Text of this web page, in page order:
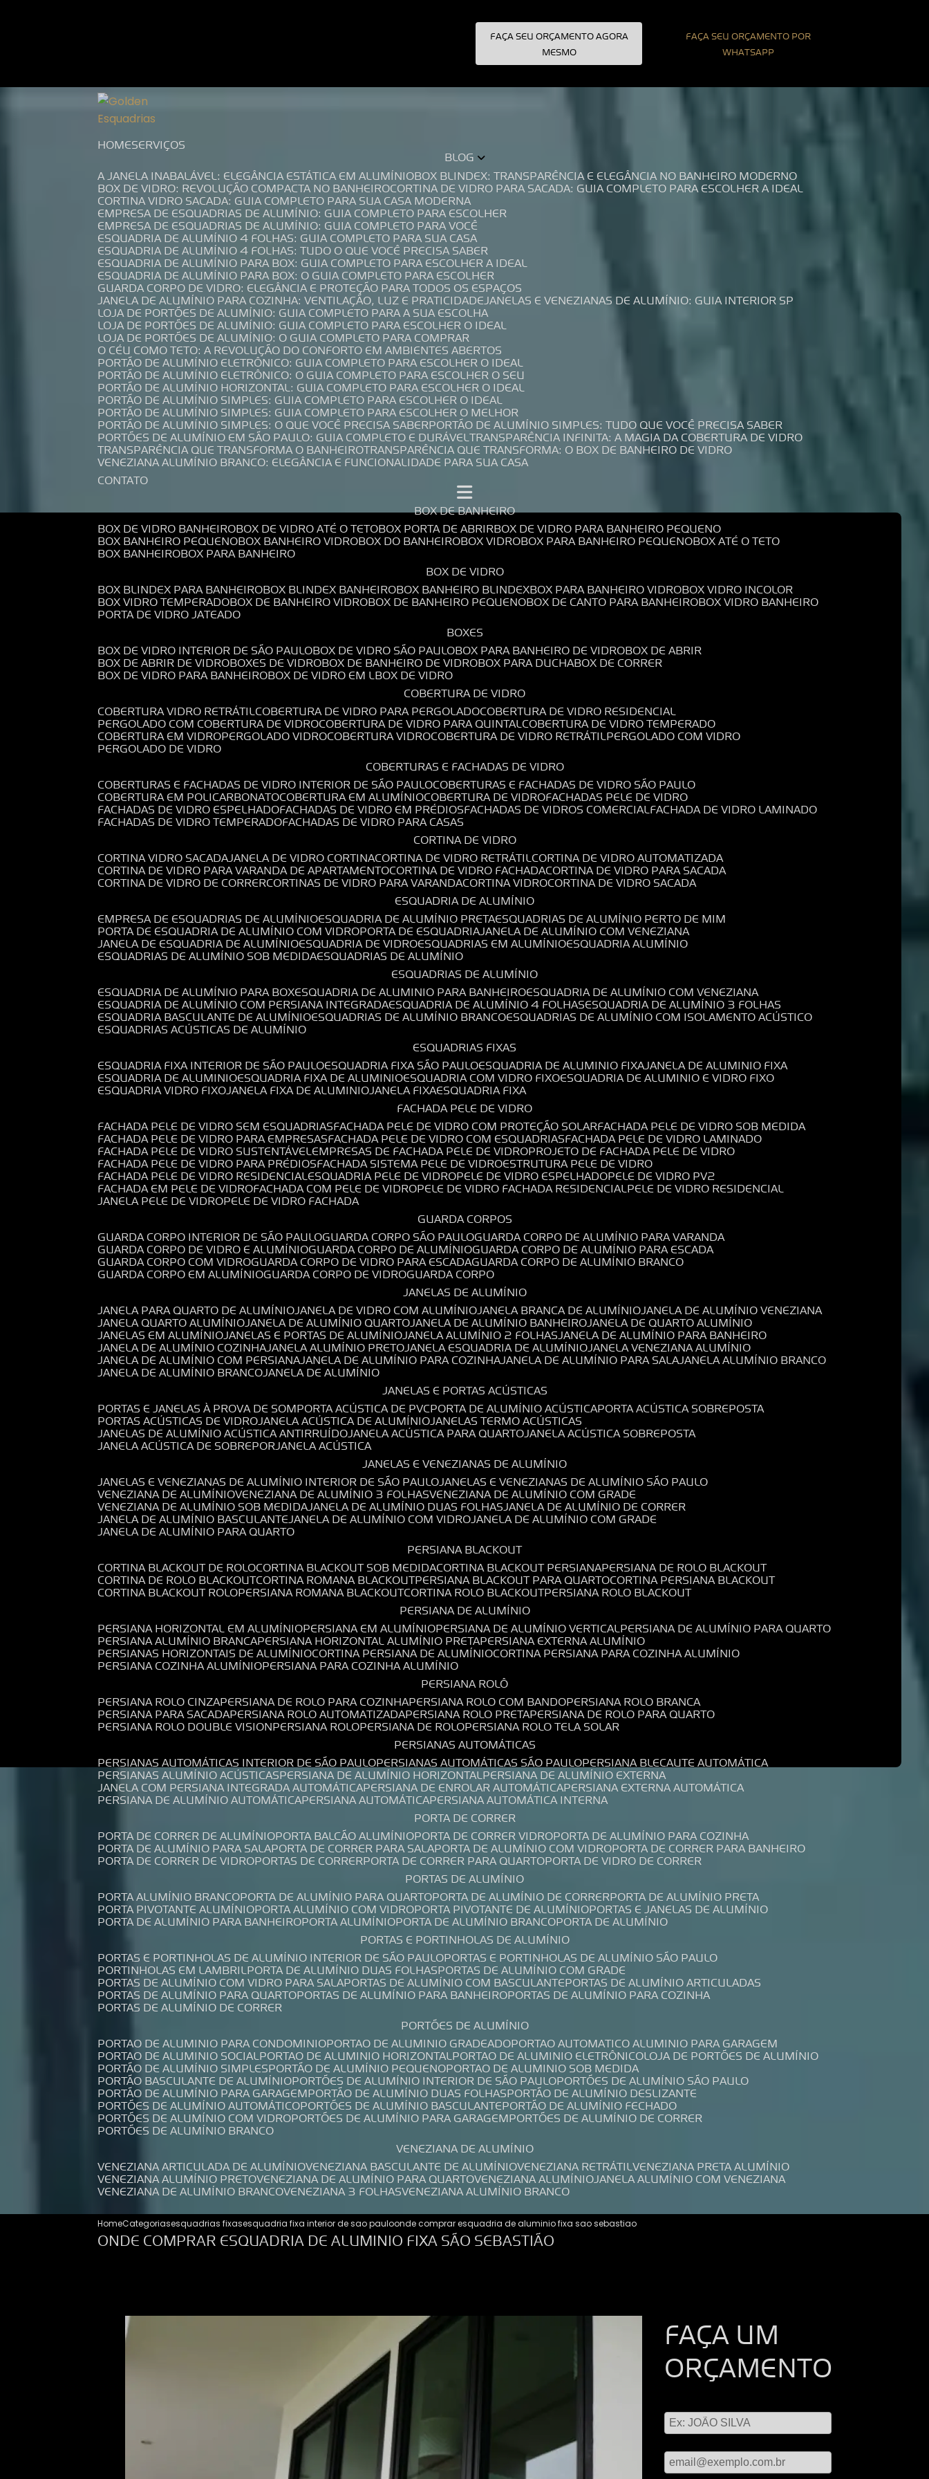
FAÇA SEU ORÇAMENTO AGORA
MESMO
FAÇA SEU ORÇAMENTO POR
WHATSAPP
HOME SERVIÇOS
BLOG
A JANELA INABALÁVEL: ELEGÂNCIA ESTÁTICA EM ALUMÍNIO BOX BLINDEX: TRANSPARÊNCIA E ELEGÂNCIA NO BANHEIRO MODERNO
BOX DE VIDRO: REVOLUÇÃO COMPACTA NO BANHEIRO CORTINA DE VIDRO PARA SACADA: GUIA COMPLETO PARA ESCOLHER A IDEAL
CORTINA VIDRO SACADA: GUIA COMPLETO PARA SUA CASA MODERNA
EMPRESA DE ESQUADRIAS DE ALUMÍNIO: GUIA COMPLETO PARA ESCOLHER
EMPRESA DE ESQUADRIAS DE ALUMÍNIO: GUIA COMPLETO PARA VOCÊ
ESQUADRIA DE ALUMÍNIO 4 FOLHAS: GUIA COMPLETO PARA SUA CASA
ESQUADRIA DE ALUMÍNIO 4 FOLHAS: TUDO O QUE VOCÊ PRECISA SABER
ESQUADRIA DE ALUMÍNIO PARA BOX: GUIA COMPLETO PARA ESCOLHER A IDEAL
ESQUADRIA DE ALUMÍNIO PARA BOX: O GUIA COMPLETO PARA ESCOLHER
GUARDA CORPO DE VIDRO: ELEGÂNCIA E PROTEÇÃO PARA TODOS OS ESPAÇOS
JANELA DE ALUMÍNIO PARA COZINHA: VENTILAÇÃO, LUZ E PRATICIDADE JANELAS E VENEZIANAS DE ALUMÍNIO: GUIA INTERIOR SP
LOJA DE PORTÕES DE ALUMÍNIO: GUIA COMPLETO PARA A SUA ESCOLHA
LOJA DE PORTÕES DE ALUMÍNIO: GUIA COMPLETO PARA ESCOLHER O IDEAL
LOJA DE PORTÕES DE ALUMÍNIO: O GUIA COMPLETO PARA COMPRAR
O CÉU COMO TETO: A REVOLUÇÃO DO CONFORTO EM AMBIENTES ABERTOS
PORTÃO DE ALUMÍNIO ELETRÔNICO: GUIA COMPLETO PARA ESCOLHER O IDEAL
PORTÃO DE ALUMÍNIO ELETRÔNICO: O GUIA COMPLETO PARA ESCOLHER O SEU
PORTÃO DE ALUMÍNIO HORIZONTAL: GUIA COMPLETO PARA ESCOLHER O IDEAL
PORTÃO DE ALUMÍNIO SIMPLES: GUIA COMPLETO PARA ESCOLHER O IDEAL
PORTÃO DE ALUMÍNIO SIMPLES: GUIA COMPLETO PARA ESCOLHER O MELHOR
PORTÃO DE ALUMÍNIO SIMPLES: O QUE VOCÊ PRECISA SABER PORTÃO DE ALUMÍNIO SIMPLES: TUDO QUE VOCÊ PRECISA SABER
PORTÕES DE ALUMÍNIO EM SÃO PAULO: GUIA COMPLETO E DURÁVEL TRANSPARÊNCIA INFINITA: A MAGIA DA COBERTURA DE VIDRO
TRANSPARÊNCIA QUE TRANSFORMA O BANHEIRO TRANSPARÊNCIA QUE TRANSFORMA: O BOX DE BANHEIRO DE VIDRO
VENEZIANA ALUMÍNIO BRANCO: ELEGÂNCIA E FUNCIONALIDADE PARA SUA CASA
CONTATO
BOX DE BANHEIRO
BOX DE VIDRO BANHEIRO BOX DE VIDRO ATÉ O TETO BOX PORTA DE ABRIR BOX DE VIDRO PARA BANHEIRO PEQUENO
BOX BANHEIRO PEQUENO BOX BANHEIRO VIDRO BOX DO BANHEIRO BOX VIDRO BOX PARA BANHEIRO PEQUENO BOX ATÉ O TETO
BOX BANHEIRO BOX PARA BANHEIRO
BOX DE VIDRO
BOX BLINDEX PARA BANHEIRO BOX BLINDEX BANHEIRO BOX BANHEIRO BLINDEX BOX PARA BANHEIRO VIDRO BOX VIDRO INCOLOR
BOX VIDRO TEMPERADO BOX DE BANHEIRO VIDRO BOX DE BANHEIRO PEQUENO BOX DE CANTO PARA BANHEIRO BOX VIDRO BANHEIRO
PORTA DE VIDRO JATEADO
BOXES
BOX DE VIDRO INTERIOR DE SÃO PAULO BOX DE VIDRO SÃO PAULO BOX PARA BANHEIRO DE VIDRO BOX DE ABRIR
BOX DE ABRIR DE VIDRO BOXES DE VIDRO BOX DE BANHEIRO DE VIDRO BOX PARA DUCHA BOX DE CORRER
BOX DE VIDRO PARA BANHEIRO BOX DE VIDRO EM L BOX DE VIDRO
COBERTURA DE VIDRO
COBERTURA VIDRO RETRÁTIL COBERTURA DE VIDRO PARA PERGOLADO COBERTURA DE VIDRO RESIDENCIAL
PERGOLADO COM COBERTURA DE VIDRO COBERTURA DE VIDRO PARA QUINTAL COBERTURA DE VIDRO TEMPERADO
COBERTURA EM VIDRO PERGOLADO VIDRO COBERTURA VIDRO COBERTURA DE VIDRO RETRÁTIL PERGOLADO COM VIDRO
PERGOLADO DE VIDRO
COBERTURAS E FACHADAS DE VIDRO
COBERTURAS E FACHADAS DE VIDRO INTERIOR DE SÃO PAULO COBERTURAS E FACHADAS DE VIDRO SÃO PAULO
COBERTURA EM POLICARBONATO COBERTURA EM ALUMÍNIO COBERTURA DE VIDRO FACHADAS PELE DE VIDRO
FACHADAS DE VIDRO ESPELHADO FACHADAS DE VIDRO EM PRÉDIOS FACHADAS DE VIDROS COMERCIAL FACHADA DE VIDRO LAMINADO
FACHADAS DE VIDRO TEMPERADO FACHADAS DE VIDRO PARA CASAS
CORTINA DE VIDRO
CORTINA VIDRO SACADA JANELA DE VIDRO CORTINA CORTINA DE VIDRO RETRÁTIL CORTINA DE VIDRO AUTOMATIZADA
CORTINA DE VIDRO PARA VARANDA DE APARTAMENTO CORTINA DE VIDRO FACHADA CORTINA DE VIDRO PARA SACADA
CORTINA DE VIDRO DE CORRER CORTINAS DE VIDRO PARA VARANDA CORTINA VIDRO CORTINA DE VIDRO SACADA
ESQUADRIA DE ALUMÍNIO
EMPRESA DE ESQUADRIAS DE ALUMÍNIO ESQUADRIA DE ALUMÍNIO PRETA ESQUADRIAS DE ALUMÍNIO PERTO DE MIM
PORTA DE ESQUADRIA DE ALUMÍNIO COM VIDRO PORTA DE ESQUADRIA JANELA DE ALUMÍNIO COM VENEZIANA
JANELA DE ESQUADRIA DE ALUMÍNIO ESQUADRIA DE VIDRO ESQUADRIAS EM ALUMÍNIO ESQUADRIA ALUMÍNIO
ESQUADRIAS DE ALUMÍNIO SOB MEDIDA ESQUADRIAS DE ALUMÍNIO
ESQUADRIAS DE ALUMÍNIO
ESQUADRIA DE ALUMÍNIO PARA BOX ESQUADRIA DE ALUMINIO PARA BANHEIRO ESQUADRIA DE ALUMÍNIO COM VENEZIANA
ESQUADRIA DE ALUMÍNIO COM PERSIANA INTEGRADA ESQUADRIA DE ALUMÍNIO 4 FOLHAS ESQUADRIA DE ALUMÍNIO 3 FOLHAS
ESQUADRIA BASCULANTE DE ALUMÍNIO ESQUADRIAS DE ALUMÍNIO BRANCO ESQUADRIAS DE ALUMÍNIO COM ISOLAMENTO ACÚSTICO
ESQUADRIAS ACÚSTICAS DE ALUMÍNIO
ESQUADRIAS FIXAS
ESQUADRIA FIXA INTERIOR DE SÃO PAULO ESQUADRIA FIXA SÃO PAULO ESQUADRIA DE ALUMINIO FIXA JANELA DE ALUMINIO FIXA
ESQUADRIA DE ALUMINIO ESQUADRIA FIXA DE ALUMINIO ESQUADRIA COM VIDRO FIXO ESQUADRIA DE ALUMINIO E VIDRO FIXO
ESQUADRIA VIDRO FIXO JANELA FIXA DE ALUMINIO JANELA FIXA ESQUADRIA FIXA
FACHADA PELE DE VIDRO
FACHADA PELE DE VIDRO SEM ESQUADRIAS FACHADA PELE DE VIDRO COM PROTEÇÃO SOLAR FACHADA PELE DE VIDRO SOB MEDIDA
FACHADA PELE DE VIDRO PARA EMPRESAS FACHADA PELE DE VIDRO COM ESQUADRIAS FACHADA PELE DE VIDRO LAMINADO
FACHADA PELE DE VIDRO SUSTENTÁVEL EMPRESAS DE FACHADA PELE DE VIDRO PROJETO DE FACHADA PELE DE VIDRO
FACHADA PELE DE VIDRO PARA PRÉDIOS FACHADA SISTEMA PELE DE VIDRO ESTRUTURA PELE DE VIDRO
FACHADA PELE DE VIDRO RESIDENCIAL ESQUADRIA PELE DE VIDRO PELE DE VIDRO ESPELHADO PELE DE VIDRO PV2
FACHADA EM PELE DE VIDRO FACHADA COM PELE DE VIDRO PELE DE VIDRO FACHADA RESIDENCIAL PELE DE VIDRO RESIDENCIAL
JANELA PELE DE VIDRO PELE DE VIDRO FACHADA
GUARDA CORPOS
GUARDA CORPO INTERIOR DE SÃO PAULO GUARDA CORPO SÃO PAULO GUARDA CORPO DE ALUMÍNIO PARA VARANDA
GUARDA CORPO DE VIDRO E ALUMÍNIO GUARDA CORPO DE ALUMÍNIO GUARDA CORPO DE ALUMÍNIO PARA ESCADA
GUARDA CORPO COM VIDRO GUARDA CORPO DE VIDRO PARA ESCADA GUARDA CORPO DE ALUMÍNIO BRANCO
GUARDA CORPO EM ALUMÍNIO GUARDA CORPO DE VIDRO GUARDA CORPO
JANELAS DE ALUMÍNIO
JANELA PARA QUARTO DE ALUMÍNIO JANELA DE VIDRO COM ALUMÍNIO JANELA BRANCA DE ALUMÍNIO JANELA DE ALUMÍNIO VENEZIANA
JANELA QUARTO ALUMÍNIO JANELA DE ALUMÍNIO QUARTO JANELA DE ALUMÍNIO BANHEIRO JANELA DE QUARTO ALUMÍNIO
JANELAS EM ALUMÍNIO JANELAS E PORTAS DE ALUMÍNIO JANELA ALUMÍNIO 2 FOLHAS JANELA DE ALUMÍNIO PARA BANHEIRO
JANELA DE ALUMÍNIO COZINHA JANELA ALUMÍNIO PRETO JANELA ESQUADRIA DE ALUMÍNIO JANELA VENEZIANA ALUMÍNIO
JANELA DE ALUMÍNIO COM PERSIANA JANELA DE ALUMÍNIO PARA COZINHA JANELA DE ALUMÍNIO PARA SALA JANELA ALUMÍNIO BRANCO
JANELA DE ALUMÍNIO BRANCO JANELA DE ALUMÍNIO
JANELAS E PORTAS ACÚSTICAS
PORTAS E JANELAS À PROVA DE SOM PORTA ACÚSTICA DE PVC PORTA DE ALUMÍNIO ACÚSTICA PORTA ACÚSTICA SOBREPOSTA
PORTAS ACÚSTICAS DE VIDRO JANELA ACÚSTICA DE ALUMÍNIO JANELAS TERMO ACÚSTICAS
JANELAS DE ALUMÍNIO ACÚSTICA ANTIRRUÍDO JANELA ACÚSTICA PARA QUARTO JANELA ACÚSTICA SOBREPOSTA
JANELA ACÚSTICA DE SOBREPOR JANELA ACÚSTICA
JANELAS E VENEZIANAS DE ALUMÍNIO
JANELAS E VENEZIANAS DE ALUMÍNIO INTERIOR DE SÃO PAULO JANELAS E VENEZIANAS DE ALUMÍNIO SÃO PAULO
VENEZIANA DE ALUMÍNIO VENEZIANA DE ALUMÍNIO 3 FOLHAS VENEZIANA DE ALUMÍNIO COM GRADE
VENEZIANA DE ALUMÍNIO SOB MEDIDA JANELA DE ALUMÍNIO DUAS FOLHAS JANELA DE ALUMÍNIO DE CORRER
JANELA DE ALUMÍNIO BASCULANTE JANELA DE ALUMÍNIO COM VIDRO JANELA DE ALUMÍNIO COM GRADE
JANELA DE ALUMÍNIO PARA QUARTO
PERSIANA BLACKOUT
CORTINA BLACKOUT DE ROLO CORTINA BLACKOUT SOB MEDIDA CORTINA BLACKOUT PERSIANA PERSIANA DE ROLO BLACKOUT
CORTINA DE ROLO BLACKOUT CORTINA ROMANA BLACKOUT PERSIANA BLACKOUT PARA QUARTO CORTINA PERSIANA BLACKOUT
CORTINA BLACKOUT ROLO PERSIANA ROMANA BLACKOUT CORTINA ROLO BLACKOUT PERSIANA ROLO BLACKOUT
PERSIANA DE ALUMÍNIO
PERSIANA HORIZONTAL EM ALUMÍNIO PERSIANA EM ALUMÍNIO PERSIANA DE ALUMÍNIO VERTICAL PERSIANA DE ALUMÍNIO PARA QUARTO
PERSIANA ALUMÍNIO BRANCA PERSIANA HORIZONTAL ALUMÍNIO PRETA PERSIANA EXTERNA ALUMÍNIO
PERSIANAS HORIZONTAIS DE ALUMÍNIO CORTINA PERSIANA DE ALUMÍNIO CORTINA PERSIANA PARA COZINHA ALUMÍNIO
PERSIANA COZINHA ALUMÍNIO PERSIANA PARA COZINHA ALUMÍNIO
PERSIANA ROLÔ
PERSIANA ROLO CINZA PERSIANA DE ROLO PARA COZINHA PERSIANA ROLO COM BANDO PERSIANA ROLO BRANCA
PERSIANA PARA SACADA PERSIANA ROLO AUTOMATIZADA PERSIANA ROLO PRETA PERSIANA DE ROLO PARA QUARTO
PERSIANA ROLO DOUBLE VISION PERSIANA ROLO PERSIANA DE ROLO PERSIANA ROLO TELA SOLAR
PERSIANAS AUTOMÁTICAS
PERSIANAS AUTOMÁTICAS INTERIOR DE SÃO PAULO PERSIANAS AUTOMÁTICAS SÃO PAULO PERSIANA BLECAUTE AUTOMÁTICA
PERSIANAS ALUMÍNIO ACÚSTICAS PERSIANA DE ALUMÍNIO HORIZONTAL PERSIANA DE ALUMÍNIO EXTERNA
JANELA COM PERSIANA INTEGRADA AUTOMÁTICA PERSIANA DE ENROLAR AUTOMÁTICA PERSIANA EXTERNA AUTOMÁTICA
PERSIANA DE ALUMÍNIO AUTOMÁTICA PERSIANA AUTOMÁTICA PERSIANA AUTOMÁTICA INTERNA
PORTA DE CORRER
PORTA DE CORRER DE ALUMÍNIO PORTA BALCÃO ALUMÍNIO PORTA DE CORRER VIDRO PORTA DE ALUMÍNIO PARA COZINHA
PORTA DE ALUMÍNIO PARA SALA PORTA DE CORRER PARA SALA PORTA DE ALUMÍNIO COM VIDRO PORTA DE CORRER PARA BANHEIRO
PORTA DE CORRER DE VIDRO PORTAS DE CORRER PORTA DE CORRER PARA QUARTO PORTA DE VIDRO DE CORRER
PORTAS DE ALUMÍNIO
PORTA ALUMÍNIO BRANCO PORTA DE ALUMÍNIO PARA QUARTO PORTA DE ALUMÍNIO DE CORRER PORTA DE ALUMÍNIO PRETA
PORTA PIVOTANTE ALUMÍNIO PORTA ALUMÍNIO COM VIDRO PORTA PIVOTANTE DE ALUMÍNIO PORTAS E JANELAS DE ALUMÍNIO
PORTA DE ALUMÍNIO PARA BANHEIRO PORTA ALUMÍNIO PORTA DE ALUMÍNIO BRANCO PORTA DE ALUMÍNIO
PORTAS E PORTINHOLAS DE ALUMÍNIO
PORTAS E PORTINHOLAS DE ALUMÍNIO INTERIOR DE SÃO PAULO PORTAS E PORTINHOLAS DE ALUMÍNIO SÃO PAULO
PORTINHOLAS EM LAMBRIL PORTA DE ALUMÍNIO DUAS FOLHAS PORTAS DE ALUMÍNIO COM GRADE
PORTAS DE ALUMÍNIO COM VIDRO PARA SALA PORTAS DE ALUMÍNIO COM BASCULANTE PORTAS DE ALUMÍNIO ARTICULADAS
PORTAS DE ALUMÍNIO PARA QUARTO PORTAS DE ALUMÍNIO PARA BANHEIRO PORTAS DE ALUMÍNIO PARA COZINHA
PORTAS DE ALUMÍNIO DE CORRER
PORTÕES DE ALUMÍNIO
PORTAO DE ALUMINIO PARA CONDOMINIO PORTAO DE ALUMINIO GRADEADO PORTAO AUTOMATICO ALUMINIO PARA GARAGEM
PORTAO DE ALUMINIO SOCIAL PORTAO DE ALUMINIO HORIZONTAL PORTAO DE ALUMINIO ELETRÔNICO LOJA DE PORTÕES DE ALUMÍNIO
PORTÃO DE ALUMÍNIO SIMPLES PORTÃO DE ALUMÍNIO PEQUENO PORTAO DE ALUMINIO SOB MEDIDA
PORTÃO BASCULANTE DE ALUMÍNIO PORTÕES DE ALUMÍNIO INTERIOR DE SÃO PAULO PORTÕES DE ALUMÍNIO SÃO PAULO
PORTÃO DE ALUMÍNIO PARA GARAGEM PORTÃO DE ALUMÍNIO DUAS FOLHAS PORTÃO DE ALUMÍNIO DESLIZANTE
PORTÕES DE ALUMÍNIO AUTOMÁTICO PORTÕES DE ALUMÍNIO BASCULANTE PORTÃO DE ALUMÍNIO FECHADO
PORTÕES DE ALUMÍNIO COM VIDRO PORTÕES DE ALUMÍNIO PARA GARAGEM PORTÕES DE ALUMÍNIO DE CORRER
PORTÕES DE ALUMÍNIO BRANCO
VENEZIANA DE ALUMÍNIO
VENEZIANA ARTICULADA DE ALUMÍNIO VENEZIANA BASCULANTE DE ALUMÍNIO VENEZIANA RETRÁTIL VENEZIANA PRETA ALUMÍNIO
VENEZIANA ALUMÍNIO PRETO VENEZIANA DE ALUMÍNIO PARA QUARTO VENEZIANA ALUMÍNIO JANELA ALUMÍNIO COM VENEZIANA
VENEZIANA DE ALUMÍNIO BRANCO VENEZIANA 3 FOLHAS VENEZIANA ALUMÍNIO BRANCO
HomeCategoriasesquadrias fixasesquadria fixa interior de sao pauloonde comprar esquadria de aluminio fixa sao sebastiao
ONDE COMPRAR ESQUADRIA DE ALUMINIO FIXA SÃO SEBASTIÃO
FAÇA UM
ORÇAMENTO